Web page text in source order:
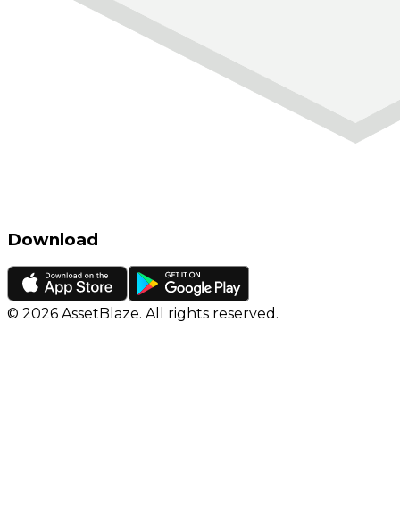
Download
© 2026 AssetBlaze. All rights reserved.